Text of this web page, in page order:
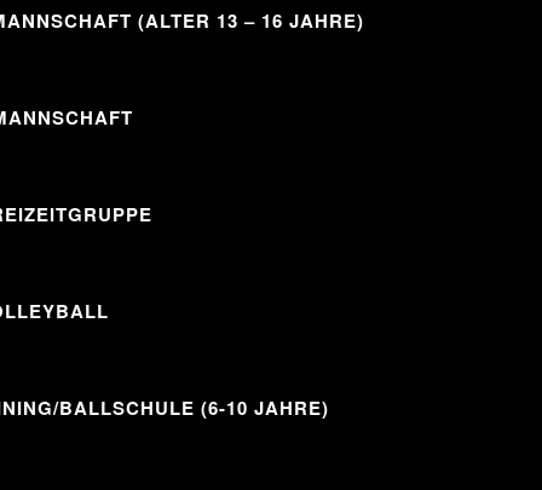
(ALTER 13 – 16 JAHRE)
BALLSCHULE (6-10 JAHRE)